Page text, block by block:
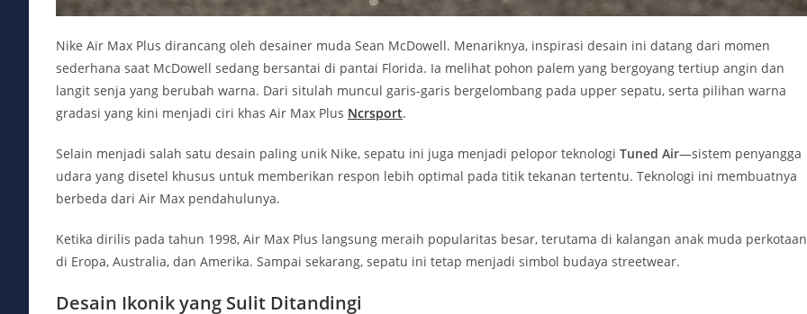
Nike Air Max Plus dirancang oleh desainer muda Sean McDowell. Menariknya, inspirasi desain ini datang dari momen
sederhana saat McDowell sedang bersantai di pantai Florida. Ia melihat pohon palem yang bergoyang tertiup angin dan
langit senja yang berubah warna. Dari situlah muncul garis-garis bergelombang pada upper sepatu, serta pilihan warna
gradasi yang kini menjadi ciri khas Air Max Plus Ncrsport.
Selain menjadi salah satu desain paling unik Nike, sepatu ini juga menjadi pelopor teknologi Tuned Air—sistem penyangga
udara yang disetel khusus untuk memberikan respon lebih optimal pada titik tekanan tertentu. Teknologi ini membuatnya
berbeda dari Air Max pendahulunya.
Ketika dirilis pada tahun 1998, Air Max Plus langsung meraih popularitas besar, terutama di kalangan anak muda perkotaan
di Eropa, Australia, dan Amerika. Sampai sekarang, sepatu ini tetap menjadi simbol budaya streetwear.
Desain Ikonik yang Sulit Ditandingi